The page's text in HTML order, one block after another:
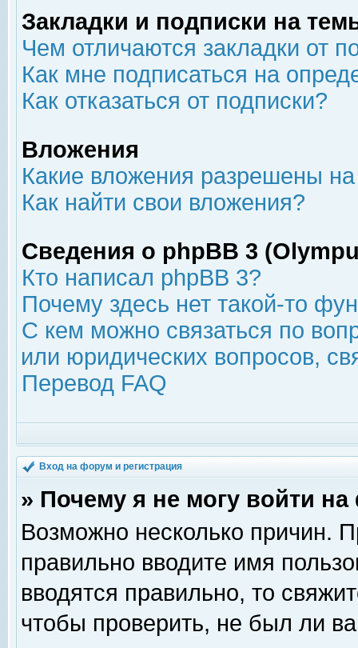
Закладки и подписки на
Чем отличаются закладки от
Как мне подписаться на
Как отказаться от подписки?
Вложения
Какие вложения разрешены
Как найти свои вложения?
Сведения о phpBB 3
Кто написал phpBB 3?
Почему здесь нет такой-то
С кем можно связаться по
или юридических вопросов,
Перевод FAQ
Вход на форум и регистрация
» Почему я не могу войти
Возможно несколько причин.
правильно вводите имя
вводятся правильно, то
чтобы проверить, не был ли